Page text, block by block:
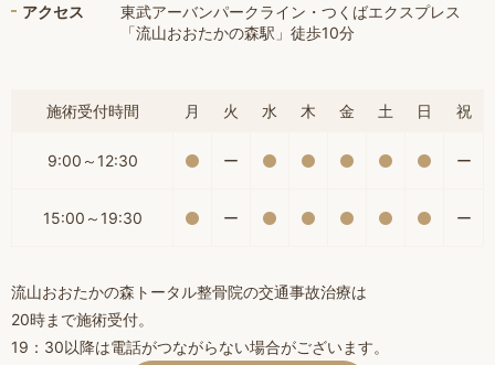
アクセス
東武アーバンパークライン・つくばエクスプレス
「流山おおたかの森駅」徒歩10分
施術受付時間 月 火 水 木 金 土 日 祝
9:00～12:30 ー ー
15:00～19:30 ー ー
流山おおたかの森トータル整骨院の交通事故治療は
20時まで施術受付。
19：30以降は電話がつながらない場合がございます。